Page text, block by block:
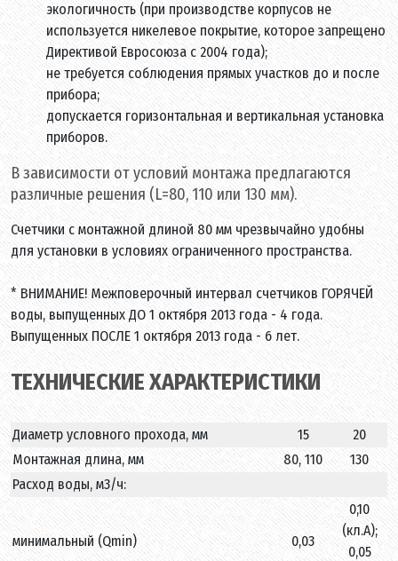
экологичность (при производстве корпусов не
используется никелевое покрытие, которое запрещено
Директивой Евросоюза с 2004 года);
не требуется соблюдения прямых участков до и после
прибора;
допускается горизонтальная и вертикальная установка
приборов.
В зависимости от условий монтажа предлагаются
различные решения (L=80, 110 или 130 мм).
Счетчики с монтажной длиной 80 мм чрезвычайно удобны
для установки в условиях ограниченного пространства.
* ВНИМАНИЕ! Межповерочный интервал счетчиков ГОРЯЧЕЙ
воды, выпущенных ДО 1 октября 2013 года - 4 года.
Выпущенных ПОСЛЕ 1 октября 2013 года - 6 лет.
ТЕХНИЧЕСКИЕ ХАРАКТЕРИСТИКИ
Диаметр условного прохода, мм 15
20
Монтажная длина, мм
80, 110
130
Расход воды, м3/ч:
минимальный (Qmin) 0,03
0,10
(кл.А);
0,05